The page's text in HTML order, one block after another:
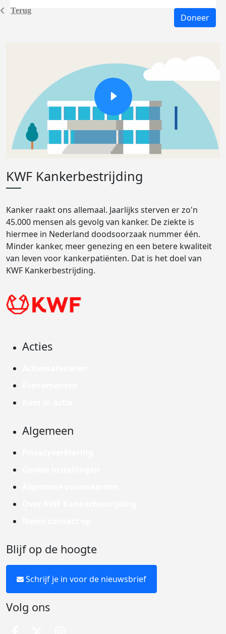
Terug
Doneer
KWF Kankerbestrijding
Kanker raakt ons allemaal. Jaarlijks sterven er zo'n
45.000 mensen als gevolg van kanker. De ziekte is
hiermee in Nederland doodsoorzaak nummer één.
Minder kanker, meer genezing en een betere kwaliteit
van leven voor kankerpatiënten. Dat is het doel van
KWF Kankerbestrijding.
Acties
Algemeen
Blijf op de hoogte
Schrijf je in voor de nieuwsbrief
Volg ons